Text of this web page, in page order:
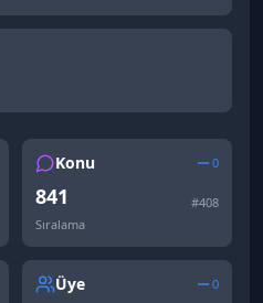
Konu 0
841 #408
Sıralama
Üye 0